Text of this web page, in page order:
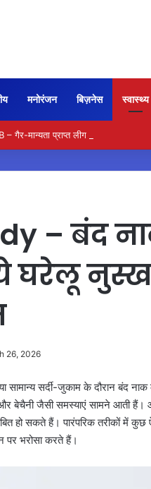
मनोरंजन बिज़नेस स्वास्थ्य
– गैर-मान्यता प्राप्त लीग खेलने पर पूर्व
– बंद
घरेलू
26, 2026
सामान्य सर्दी-जुकाम के दौरान बंद
बेचैनी जैसी समस्याएं सामने आती
हो सकते हैं। पारंपरिक तरीकों में
पर भरोसा करते हैं।